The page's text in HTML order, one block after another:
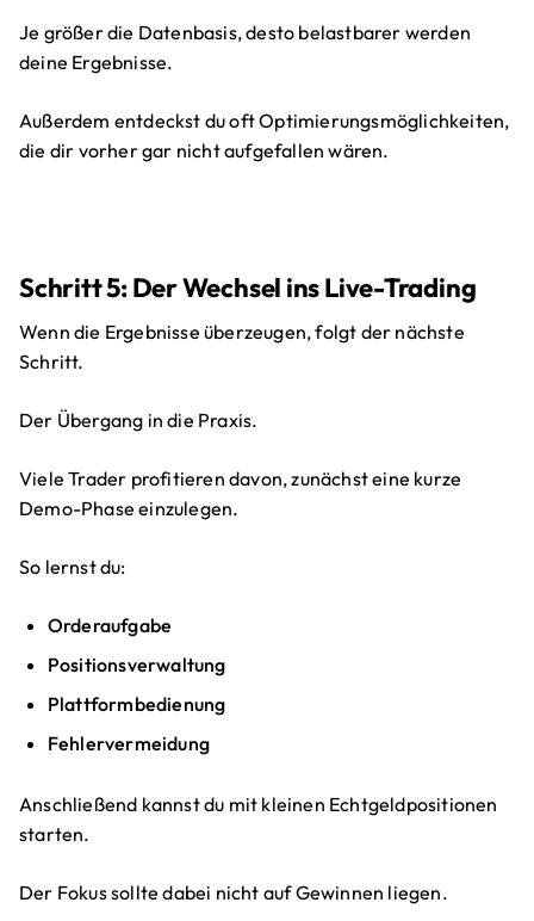
Je größer die Datenbasis, desto belastbarer werden
deine Ergebnisse.
Außerdem entdeckst du oft Optimierungsmöglichkeiten,
die dir vorher gar nicht aufgefallen wären.
Schritt 5: Der Wechsel ins Live-Trading
Wenn die Ergebnisse überzeugen, folgt der nächste
Schritt.
Der Übergang in die Praxis.
Viele Trader profitieren davon, zunächst eine kurze
Demo-Phase einzulegen.
So lernst du:
Orderaufgabe
Positionsverwaltung
Plattformbedienung
Fehlervermeidung
Anschließend kannst du mit kleinen Echtgeldpositionen
starten.
Der Fokus sollte dabei nicht auf Gewinnen liegen.